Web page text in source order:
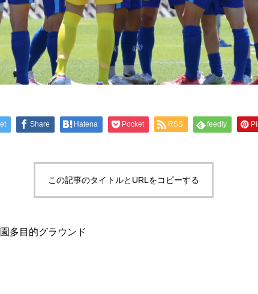
Share Hatena Pocket RSS feedly
この記事のタイトルとURLをコピーする
多目的グラウンド